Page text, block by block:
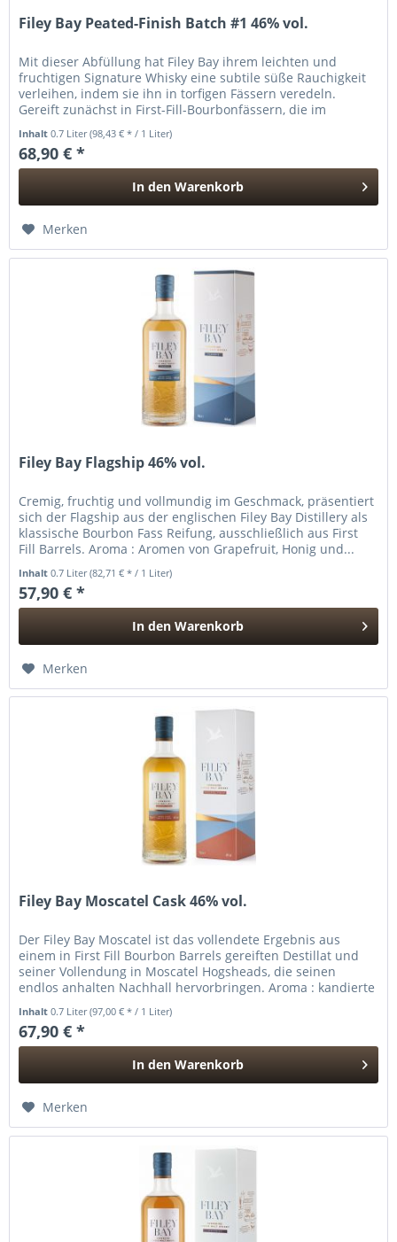
Filey Bay Peated-Finish Batch #1 46% vol.
Mit dieser Abfüllung hat Filey Bay ihrem leichten und
fruchtigen Signature Whisky eine subtile süße Rauchigkeit
verleihen, indem sie ihn in torfigen Fässern veredeln.
Gereift zunächst in First-Fill-Bourbonfässern, die im
Inhalt0.7 Liter(98,43 € * / 1 Liter)
68,90 € *
In den Warenkorb
Merken
Filey Bay Flagship 46% vol.
Cremig, fruchtig und vollmundig im Geschmack, präsentiert
sich der Flagship aus der englischen Filey Bay Distillery als
klassische Bourbon Fass Reifung, ausschließlich aus First
Fill Barrels. Aroma : Aromen von Grapefruit, Honig und...
Inhalt0.7 Liter(82,71 € * / 1 Liter)
57,90 € *
In den Warenkorb
Merken
Filey Bay Moscatel Cask 46% vol.
Der Filey Bay Moscatel ist das vollendete Ergebnis aus
einem in First Fill Bourbon Barrels gereiften Destillat und
seiner Vollendung in Moscatel Hogsheads, die seinen
endlos anhalten Nachhall hervorbringen. Aroma : kandierte
Inhalt0.7 Liter(97,00 € * / 1 Liter)
67,90 € *
In den Warenkorb
Merken